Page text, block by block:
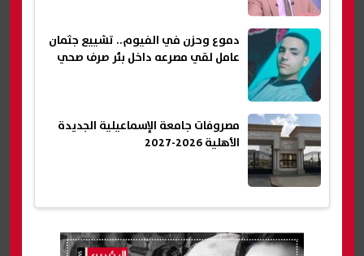
دموع وحزن في الفيوم.. تشييع جثمان
عامل لقي مصرعه داخل بئر صرف صحي
مصروفات جامعة الإسماعيلية الجديدة
الأهلية 2026-2027